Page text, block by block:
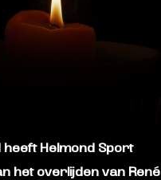
Helmond Sport
het overlijden van René